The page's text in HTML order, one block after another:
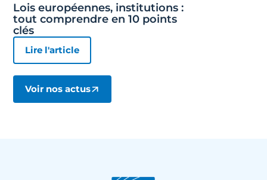
Lois européennes, institutions :
tout comprendre en 10 points
clés
Lire l'article
Voir nos actus